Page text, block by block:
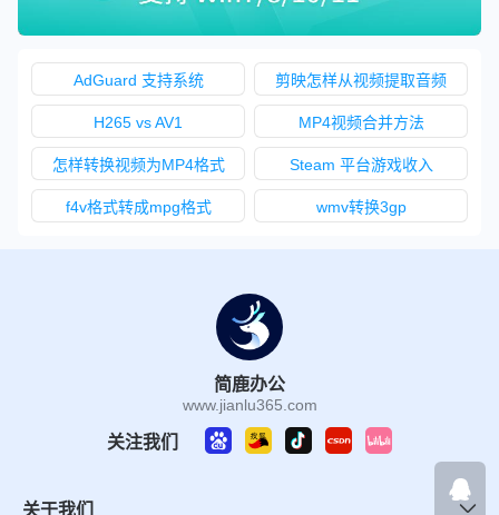
AdGuard 支持系统 剪映怎样从视频提取音频
H265 vs AV1 MP4视频合并方法
怎样转换视频为MP4格式 Steam 平台游戏收入
f4v格式转成mpg格式 wmv转换3gp
简鹿办公
www.jianlu365.com
关注我们
关于我们